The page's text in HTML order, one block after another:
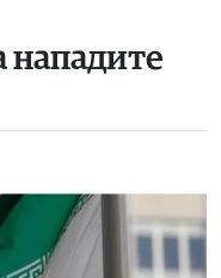
нападите